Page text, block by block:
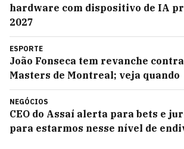
hardware com dispositivo de IA
2027
ESPORTE
João Fonseca tem revanche
Masters de Montreal; veja quando
NEGÓCIOS
CEO do Assaí alerta para bets e
para estarmos nesse nível de